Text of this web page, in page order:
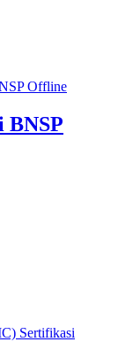
BNSP